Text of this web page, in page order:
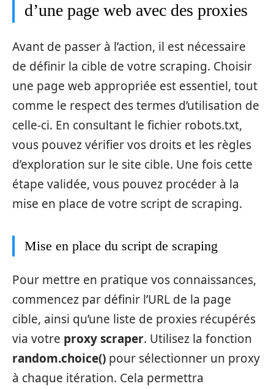
d’une page web avec des proxies
Avant de passer à l’action, il est nécessaire
de définir la cible de votre scraping. Choisir
une page web appropriée est essentiel, tout
comme le respect des termes d’utilisation de
celle-ci. En consultant le fichier robots.txt,
vous pouvez vérifier vos droits et les règles
d’exploration sur le site cible. Une fois cette
étape validée, vous pouvez procéder à la
mise en place de votre script de scraping.
Mise en place du script de scraping
Pour mettre en pratique vos connaissances,
commencez par définir l’URL de la page
cible, ainsi qu’une liste de proxies récupérés
via votre proxy scraper. Utilisez la fonction
random.choice() pour sélectionner un proxy
à chaque itération. Cela permettra